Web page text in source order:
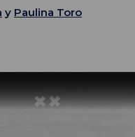
y Paulina Toro